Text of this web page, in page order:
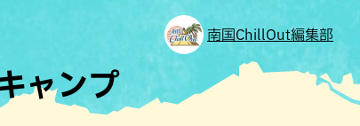
焼鳥・串料理
居酒屋・バー
アート
ホテル
サウナ
南国ChillOut編集部
ャンプ